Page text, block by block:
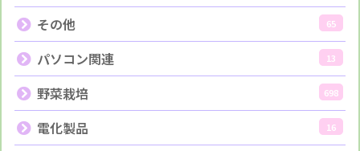
その他 65
パソコン関連 13
野菜栽培 698
電化製品 16